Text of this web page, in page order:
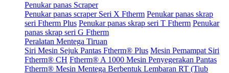
Penukar panas Scraper
Penukar panas scraper Seri X Ftherm Penukar panas skrap
seri Ftherm Plus Penukar panas skrap seri T Ftherm Penukar
panas skrap seri G Ftherm
Peralatan Mentega Tiruan
Siri Mesin Sejuk Pantas Ftherm® Plus Mesin Pemampat Siri
Ftherm® CH Ftherm® A 1000 Mesin Penyegerakan Pantas
Ftherm® Mesin Mentega Berbentuk Lembaran RT (Tiub